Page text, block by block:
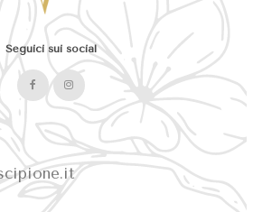
Seguici sui social